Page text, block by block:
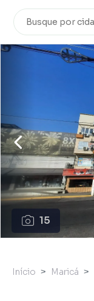
15
Início Maricá